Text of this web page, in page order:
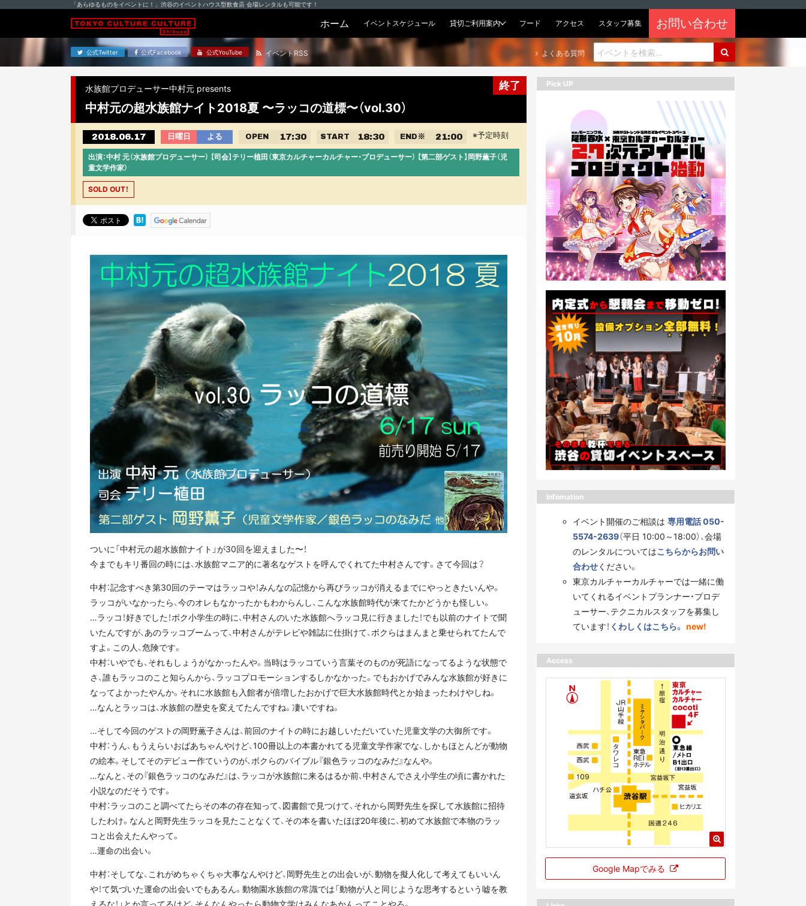
「あらゆるものをイベントに！」渋谷のイベントハウス型飲食店 会場レンタルも可能です！
ホーム イベントスケジュール 貸切ご利用案内 フード アクセス スタッフ募集 お問い合わせ
公式Twitter 公式Facebook 公式YouTube イベントRSS よくある質問
終了
水族館プロデューサー中村元 presents
中村元の超水族館ナイト2018夏 〜ラッコの道標〜（vol.30）
2018.06.17 日曜日 よる OPEN 17:30 START 18:30 END ※ 21:00 ※予定時刻
出演：中村 元（水族館プロデューサー） 【司会】テリー植田（東京カルチャーカルチャー・プロデューサー） 【第二部ゲスト】岡野薫子（児
童文学作家）
SOLD OUT！
ついに「中村元の超水族館ナイト」が30回を迎えました〜！
今までもキリ番回の時には、水族館マニア的に著名なゲストを呼んでくれてた中村さんです。さて今回は？
中村：記念すべき第30回のテーマはラッコや！みんなの記憶から再びラッコが消えるまでにやっときたいんや。
ラッコがいなかったら、今のオレもなかったかもわからんし、こんな水族館時代が来てたかどうかも怪しい。
…ラッコ！好きでした！ボク小学生の時に、中村さんのいた水族館へラッコ見に行きました！でも以前のナイトで聞
いたんですが、あのラッコブームって、中村さんがテレビや雑誌に仕掛けて、ボクらはまんまと乗せられてたんで
すよ。この人、危険です。
中村：いやでも、それもしょうがなかったんや。当時はラッコていう言葉そのものが死語になってるような状態で
さ、誰もラッコのこと知らんから、ラッコプロモーションするしかなかった。でもおかげでみんな水族館が好きに
なってよかったやんか。それに水族館も入館者が倍増したおかげで巨大水族館時代とか始まったわけやしね。
…なんとラッコは、水族館の歴史を変えてたんですね。凄いですね。
…そして今回のゲストの岡野薫子さんは、前回のナイトの時にお越しいただいていた児童文学の大御所です。
中村：うん、もうえらいおばあちゃんやけど、100冊以上の本書かれてる児童文学作家でな、しかもほとんどが動物
の絵本。そしてそのデビュー作ていうのが、ボクらのバイブル『銀色ラッコのなみだ』なんや。
…なんと、その『銀色ラッコのなみだ』は、ラッコが水族館に来るはるか前、中村さんでさえ小学生の頃に書かれた
小説なのだそうです。
中村：ラッコのこと調べてたらその本の存在知って、図書館で見つけて、それから岡野先生を探して水族館に招待
したわけ。なんと岡野先生ラッコを見たことなくて、その本を書いたほぼ20年後に、初めて水族館で本物のラッ
コと出会えたんやって。
…運命の出会い。
中村：そしてな、これがめちゃくちゃ大事なんやけど、岡野先生との出会いが、動物を擬人化して考えてもいいん
や！て気づいた運命の出会いでもあるん。動物園水族館の常識では「動物が人と同じような思考するという嘘を教
えるな！」とか言ってるけど、そんなんやったら動物文学はみんなあかんってことやろ。
Pick UP
Infomation
イベント開催のご相談は 専用電話 050-
5574-2639（平日 10:00～18:00）、会場
のレンタルについてはこちらからお問い
合わせください。
東京カルチャーカルチャーでは一緒に働
いてくれるイベントプランナー・プロデ
ューサー、テクニカルスタッフを募集し
ています！ くわしくはこちら。 new!
Access
Google Mapでみる